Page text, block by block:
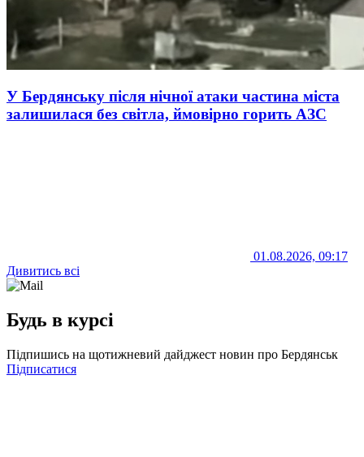
У Бердянську після нічної атаки частина міста
залишилася без світла, ймовірно горить АЗС
01.08.2026, 09:17
Дивитись всі
Будь в курсі
Підпишись на щотижневий дайджест новин про Бердянськ
Підписатися